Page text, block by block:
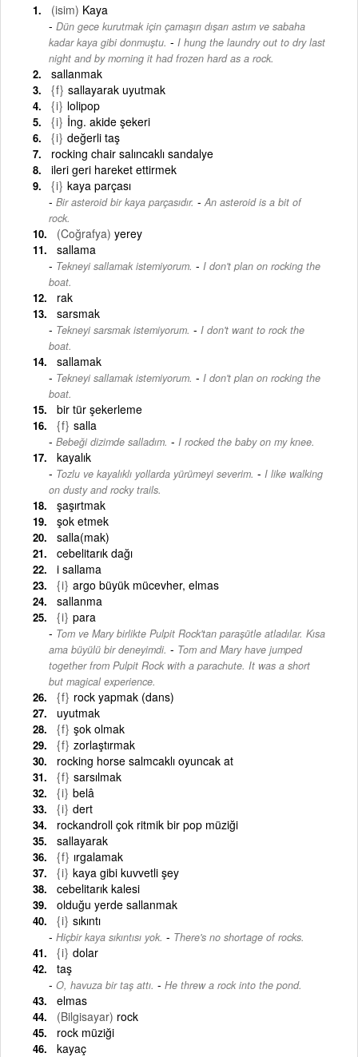
(isim) Kaya
Dün gece kurutmak için çamaşırı dışarı astım ve sabaha
kadar kaya gibi donmuştu. - I hung the laundry out to dry last
night and by morning it had frozen hard as a rock.
sallanmak
{f} sallayarak uyutmak
{i} lolipop
{i} İng. akide şekeri
{i} değerli taş
rocking chair salıncaklı sandalye
ileri geri hareket ettirmek
{i} kaya parçası
Bir asteroid bir kaya parçasıdır. - An asteroid is a bit of
rock.
(Coğrafya) yerey
sallama
Tekneyi sallamak istemiyorum. - I don't plan on rocking the
boat.
rak
sarsmak
Tekneyi sarsmak istemiyorum. - I don't want to rock the
boat.
sallamak
Tekneyi sallamak istemiyorum. - I don't plan on rocking the
boat.
bir tür şekerleme
{f} salla
Bebeği dizimde salladım. - I rocked the baby on my knee.
kayalık
Tozlu ve kayalıklı yollarda yürümeyi severim. - I like walking
on dusty and rocky trails.
şaşırtmak
şok etmek
salla(mak)
cebelitarık dağı
i sallama
{i} argo büyük mücevher, elmas
sallanma
{i} para
Tom ve Mary birlikte Pulpit Rock'tan paraşütle atladılar. Kısa
ama büyülü bir deneyimdi. - Tom and Mary have jumped
together from Pulpit Rock with a parachute. It was a short
but magical experience.
{f} rock yapmak (dans)
uyutmak
{f} şok olmak
{f} zorlaştırmak
rocking horse salmcaklı oyuncak at
{f} sarsılmak
{i} belâ
{i} dert
rockandroll çok ritmik bir pop müziği
sallayarak
{f} ırgalamak
{i} kaya gibi kuvvetli şey
cebelitarık kalesi
olduğu yerde sallanmak
{i} sıkıntı
Hiçbir kaya sıkıntısı yok. - There's no shortage of rocks.
{i} dolar
taş
O, havuza bir taş attı. - He threw a rock into the pond.
elmas
(Bilgisayar) rock
rock müziği
kayaç